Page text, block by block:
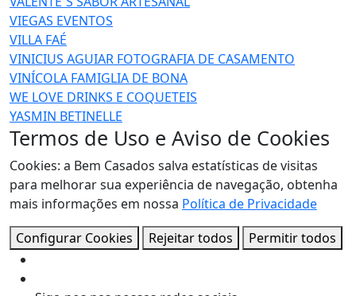
VIEGAS EVENTOS
VILLA FAÉ
VINICIUS AGUIAR FOTOGRAFIA DE CASAMENTO
VINÍCOLA FAMIGLIA DE BONA
WE LOVE DRINKS E COQUETEIS
YASMIN BETINELLE
Termos de Uso e Aviso de Cookies
Cookies: a Bem Casados salva estatísticas de visitas
para melhorar sua experiência de navegação, obtenha
mais informações em nossa Política de Privacidade
Configurar Cookies
Rejeitar todos Permitir todos